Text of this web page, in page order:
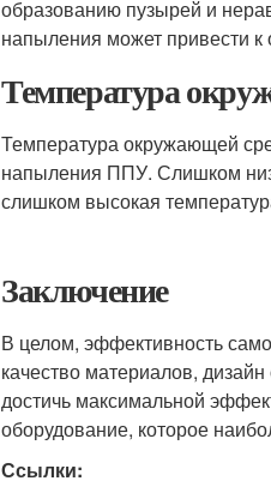
образованию пузырей и
напыления может привести
Температура
Температура окружающей
напыления ППУ. Слишком
слишком высокая
Заключение
В целом, эффективность
качество материалов,
достичь максимальной
оборудование, которое
Ссылки: